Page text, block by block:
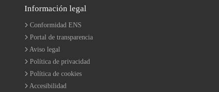
Información legal
Conformidad ENS
Portal de transparencia
Aviso legal
Política de privacidad
Política de cookies
Accesibilidad